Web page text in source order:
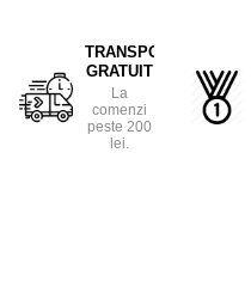
TRANSPORT
GRATUIT
La
comenzi
peste 200
lei.